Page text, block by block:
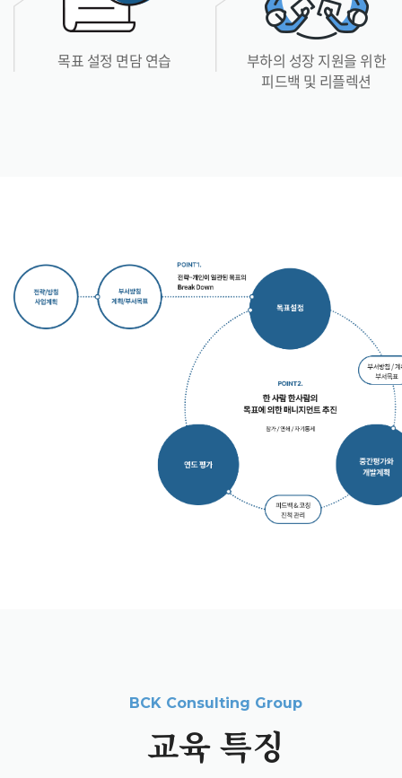
목표 설정 면담 연습
부하의 성장 지원을 위한
피드백 및 리플렉션
교육 특징